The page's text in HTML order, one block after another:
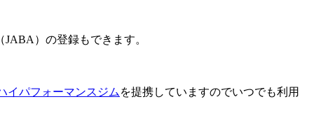
）の登録もできます。
イパフォーマンスジム を提携していますのでいつでも利用